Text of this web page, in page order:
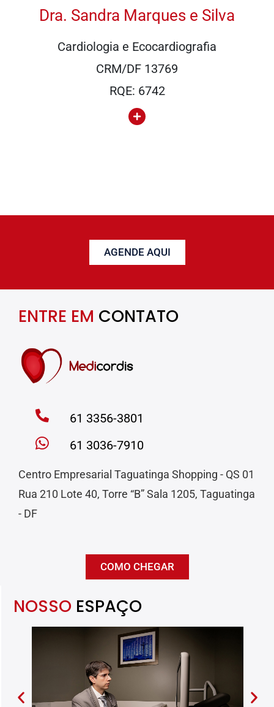
Dra. Sandra Marques e Silva
Cardiologia e Ecocardiografia
CRM/DF 13769
RQE: 6742
AGENDE AQUI
ENTRE EM CONTATO
61 3356-3801
61 3036-7910
Centro Empresarial Taguatinga Shopping - QS 01
Rua 210 Lote 40, Torre “B” Sala 1205, Taguatinga
- DF
COMO CHEGAR
NOSSO ESPAÇO